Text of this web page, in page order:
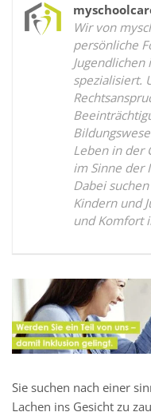
Wir von
persönliche
Jugendlichen
spezialisiert.
Leben in der
im Sinne der
Dabei
Kindern und
und Komfort
Sie suchen nach einer
Lachen ins Gesicht zu